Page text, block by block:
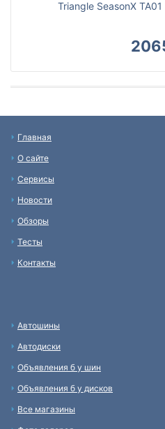
Triangle SeasonX
Главная
О сайте
Сервисы
Новости
Обзоры
Тесты
Контакты
Автошины
Автодиски
Объявления б у шин
Объявления б у дисков
Все магазины